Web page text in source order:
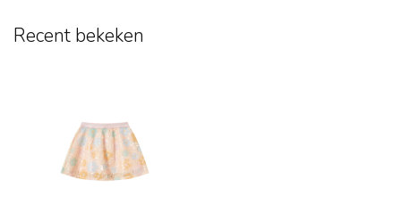
Recent bekeken